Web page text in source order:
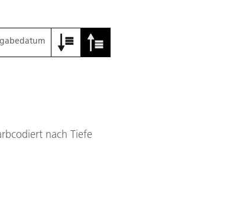
nach Tiefe